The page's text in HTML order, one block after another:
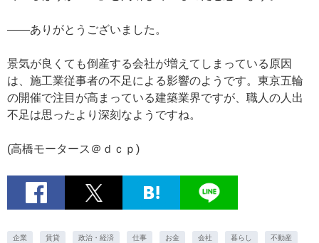
——ありがとうございました。
景気が良くても倒産する会社が増えてしまっている原因
は、施工業従事者の不足による影響のようです。東京五輪
の開催で注目が高まっている建築業界ですが、職人の人出
不足は思ったより深刻なようですね。
(高橋モータース＠ｄｃｐ)
企業 賃貸 政治・経済 仕事 お金 会社 暮らし 不動産